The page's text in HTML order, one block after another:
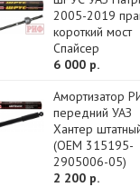
2005-2019
короткий мост
Спайсер
6 000 р.
Амортизатор
передний УАЗ
Хантер
(OEM 315195-
2905006-05)
2 200 р.